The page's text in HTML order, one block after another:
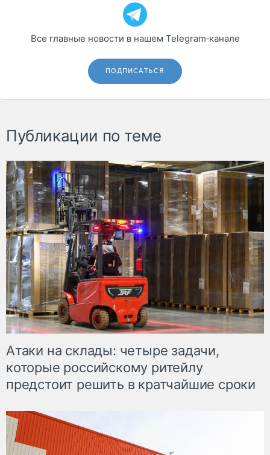
Все главные новости в нашем Telegram‑канале
ПОДПИСАТЬСЯ
Публикации по теме
Атаки на склады: четыре задачи,
которые российскому ритейлу
предстоит решить в кратчайшие сроки